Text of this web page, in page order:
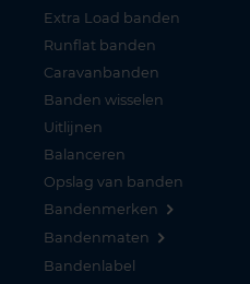
Extra Load banden
Runflat banden
Caravanbanden
Banden wisselen
Uitlijnen
Balanceren
Opslag van banden
Bandenmerken
Bandenmaten
Bandenlabel